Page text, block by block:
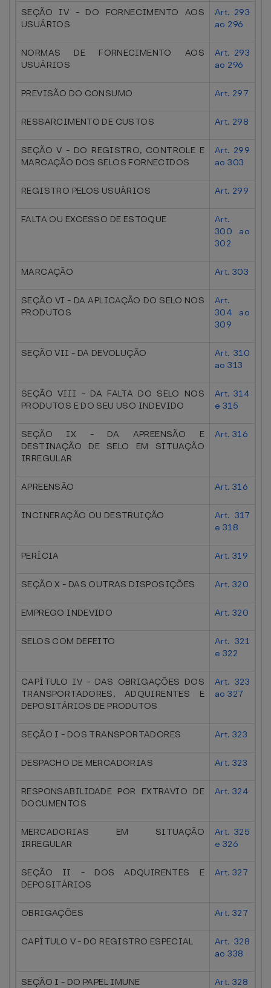
SEÇÃO IV - DO FORNECIMENTO AOS
USUÁRIOS
Art. 293
ao 296
NORMAS DE FORNECIMENTO AOS
USUÁRIOS
Art. 293
ao 296
PREVISÃO DO CONSUMO Art. 297
RESSARCIMENTO DE CUSTOS Art. 298
SEÇÃO V - DO REGISTRO, CONTROLE E
MARCAÇÃO DOS SELOS FORNECIDOS
Art. 299
ao 303
REGISTRO PELOS USUÁRIOS Art. 299
FALTA OU EXCESSO DE ESTOQUE
Art.
300 ao
302
MARCAÇÃO Art. 303
SEÇÃO VI - DA APLICAÇÃO DO SELO NOS
PRODUTOS
Art.
304 ao
309
SEÇÃO VII - DA DEVOLUÇÃO
Art. 310
ao 313
SEÇÃO VIII - DA FALTA DO SELO NOS
PRODUTOS E DO SEU USO INDEVIDO
Art. 314
e 315
SEÇÃO IX - DA APREENSÃO E
DESTINAÇÃO DE SELO EM SITUAÇÃO
IRREGULAR
Art. 316
APREENSÃO Art. 316
INCINERAÇÃO OU DESTRUIÇÃO
Art. 317
e 318
PERÍCIA Art. 319
SEÇÃO X - DAS OUTRAS DISPOSIÇÕES Art. 320
EMPREGO INDEVIDO Art. 320
SELOS COM DEFEITO
Art. 321
e 322
CAPÍTULO IV - DAS OBRIGAÇÕES DOS
TRANSPORTADORES, ADQUIRENTES E
DEPOSITÁRIOS DE PRODUTOS
Art. 323
ao 327
SEÇÃO I - DOS TRANSPORTADORES Art. 323
DESPACHO DE MERCADORIAS Art. 323
RESPONSABILIDADE POR EXTRAVIO DE
DOCUMENTOS
Art. 324
MERCADORIAS EM SITUAÇÃO
IRREGULAR
Art. 325
e 326
SEÇÃO II - DOS ADQUIRENTES E
DEPOSITÁRIOS
Art. 327
OBRIGAÇÕES Art. 327
CAPÍTULO V - DO REGISTRO ESPECIAL
Art. 328
ao 338
SEÇÃO I - DO PAPEL IMUNE Art. 328